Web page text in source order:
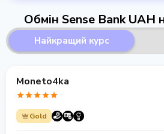
Обмін Sense Bank UAH
Найкращий курс
Moneto4ka
Gold